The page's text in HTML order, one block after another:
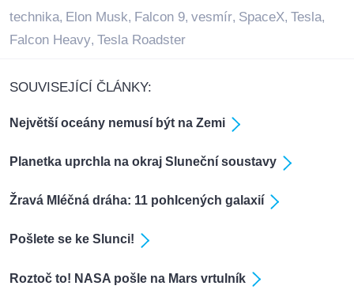
technika, Elon Musk, Falcon 9, vesmír, SpaceX, Tesla,
Falcon Heavy, Tesla Roadster
SOUVISEJÍCÍ ČLÁNKY:
Největší oceány nemusí být na Zemi
Planetka uprchla na okraj Sluneční soustavy
Žravá Mléčná dráha: 11 pohlcených galaxií
Pošlete se ke Slunci!
Roztoč to! NASA pošle na Mars vrtulník